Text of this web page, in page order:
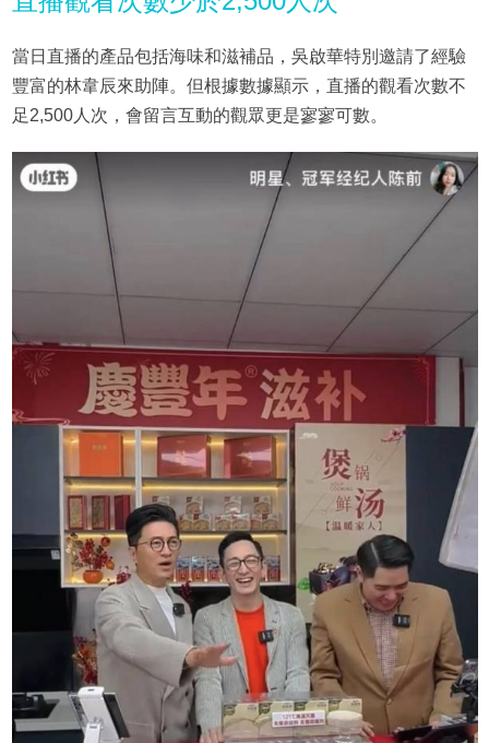
當日直播的產品包括海味和滋補品，吳啟華特別邀請了經驗
豐富的林韋辰來助陣。但根據數據顯示，直播的觀看次數不
足2,500人次，會留言互動的觀眾更是寥寥可數。